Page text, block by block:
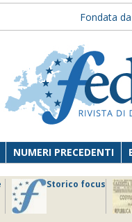
Fondata
NUMERI PRECEDENTI
Storico focus